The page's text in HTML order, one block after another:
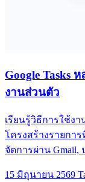
Google Tasks
งานส่วนตัว
เรียนรู้วิธีการใช้งา
โครงสร้างรายกา
จัดการผ่าน Gmail,
15 มิถุนายน 2569